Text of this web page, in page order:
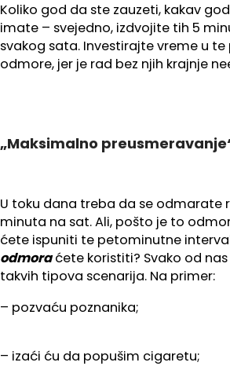
Koliko god da ste zauzeti, kakav
imate – svejedno, izdvojite tih 5
svakog sata. Investirajte vreme u
odmore, jer je rad bez njih krajnje
„Maksimalno
U toku dana treba da se odmarate
minuta na sat. Ali, pošto je to
ćete ispuniti te petominutne
odmoraćete koristiti? Svako od
takvih tipova scenarija. Na primer:
– pozvaću poznanika;
– izaći ću da popušim cigaretu;